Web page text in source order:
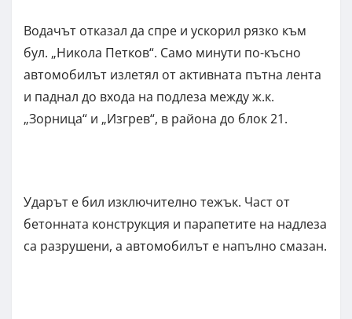
Водачът отказал да спре и ускорил рязко към
бул. „Никола Петков“. Само минути по-късно
автомобилът излетял от активната пътна лента
и паднал до входа на подлеза между ж.к.
„Зорница“ и „Изгрев“, в района до блок 21.
Ударът е бил изключително тежък. Част от
бетонната конструкция и парапетите на надлеза
са разрушени, а автомобилът е напълно смазан.